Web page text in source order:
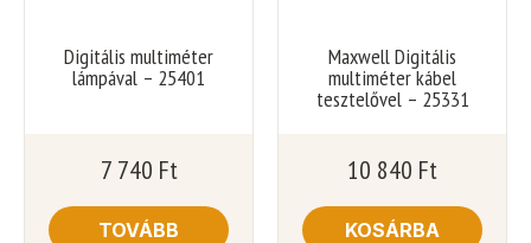
Digitális multiméter
lámpával – 25401
7 740 Ft
TOVÁBB
Maxwell Digitális
multiméter kábel
tesztelővel – 25331
10 840 Ft
KOSÁRBA